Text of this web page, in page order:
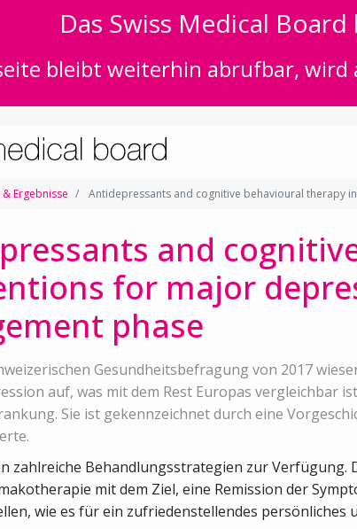
Das Swiss Medical
bleibt weiterhin abrufbar,
Ergebnisse Antidepressants and cognitive behavioural therapy
and
for major
phase
Gesundheitsbefragung von 2017
auf, was mit dem Rest Europas vergleichbar
Sie ist gekennzeichnet durch eine
zahlreiche Behandlungsstrategien zur
mit dem Ziel, eine Remission der
wie es für ein zufriedenstellendes